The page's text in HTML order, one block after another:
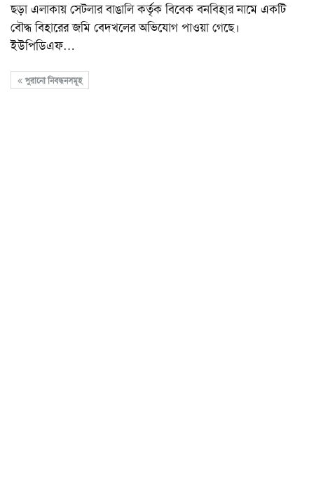
ছড়া এলাকায় সেটলার বাঙালি কর্তৃক বিবেক বনবিহার নামে একটি
বৌদ্ধ বিহারের জমি বেদখলের অভিযোগ পাওয়া গেছে।
ইউপিডিএফ…
পুরানো নিবন্ধনসমূহ